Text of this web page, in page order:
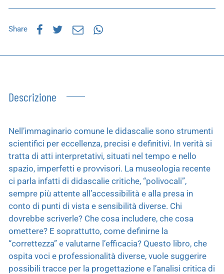
Share
Descrizione
Nell’immaginario comune le didascalie sono strumenti
scientifici per eccellenza, precisi e definitivi. In verità si
tratta di atti interpretativi, situati nel tempo e nello
spazio, imperfetti e provvisori. La museologia recente
ci parla infatti di didascalie critiche, “polivocali”,
sempre più attente all’accessibilità e alla presa in
conto di punti di vista e sensibilità diverse. Chi
dovrebbe scriverle? Che cosa includere, che cosa
omettere? E soprattutto, come definirne la
“correttezza” e valutarne l’efficacia? Questo libro, che
ospita voci e professionalità diverse, vuole suggerire
possibili tracce per la progettazione e l’analisi critica di